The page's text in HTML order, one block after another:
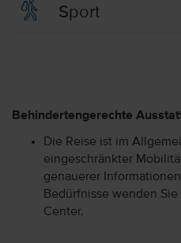
Sport
Behindertengerechte
Die Reise ist im
eingeschränkter
genauerer
Bedürfnisse wenden
Center.